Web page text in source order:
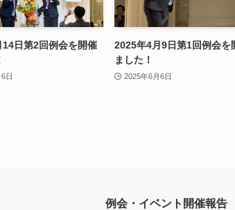
日第2回例会を開催
日
2025年4月9日第1回例会を
ました！
2025年6月6日
例会・イベント開催報告